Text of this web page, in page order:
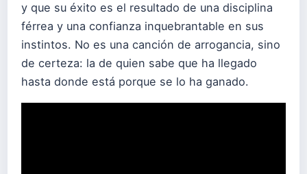
y que su éxito es el resultado de una disciplina
férrea y una confianza inquebrantable en sus
instintos. No es una canción de arrogancia, sino
de certeza: la de quien sabe que ha llegado
hasta donde está porque se lo ha ganado.